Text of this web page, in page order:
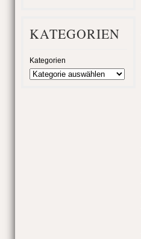
KATEGORIEN
Kategorien